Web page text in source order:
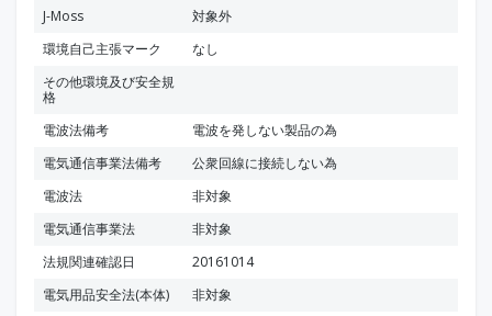
J-Moss
対象外
環境自己主張マーク
なし
その他環境及び安全規
格
電波法備考
電波を発しない製品の為
電気通信事業法備考
公衆回線に接続しない為
電波法
非対象
電気通信事業法
非対象
法規関連確認日
20161014
電気用品安全法(本体)
非対象